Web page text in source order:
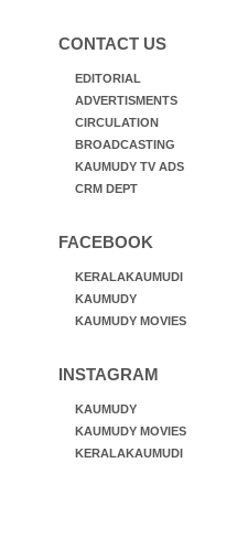
CONTACT US
EDITORIAL
ADVERTISMENTS
CIRCULATION
BROADCASTING
KAUMUDY TV ADS
CRM DEPT
FACEBOOK
KERALAKAUMUDI
KAUMUDY
KAUMUDY MOVIES
INSTAGRAM
KAUMUDY
KAUMUDY MOVIES
KERALAKAUMUDI